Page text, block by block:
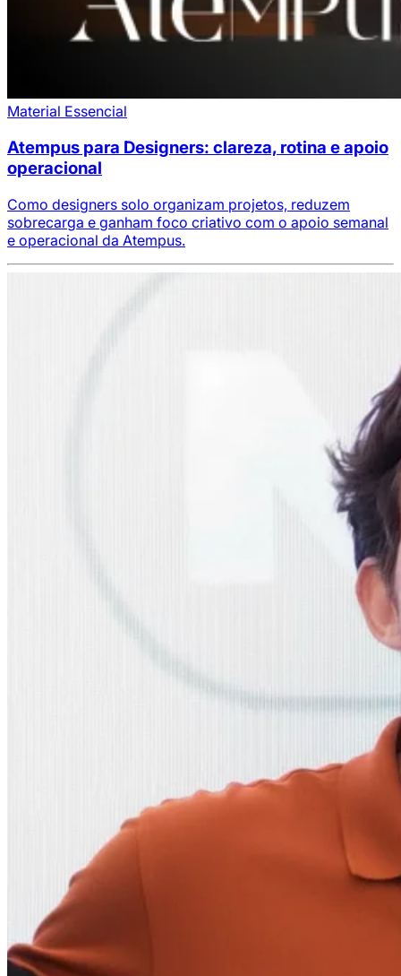
Material Essencial
Atempus para Designers: clareza, rotina e apoio
operacional
Como designers solo organizam projetos, reduzem
sobrecarga e ganham foco criativo com o apoio semanal
e operacional da Atempus.